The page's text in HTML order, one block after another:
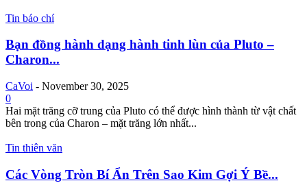
Tin báo chí
Bạn đồng hành dạng hành tinh lùn của Pluto –
Charon...
CaVoi - November 30, 2025
0
Hai mặt trăng cỡ trung của Pluto có thể được hình thành từ vật chất
bên trong của Charon – mặt trăng lớn nhất...
Tin thiên văn
Các Vòng Tròn Bí Ẩn Trên Sao Kim Gợi Ý Bề...